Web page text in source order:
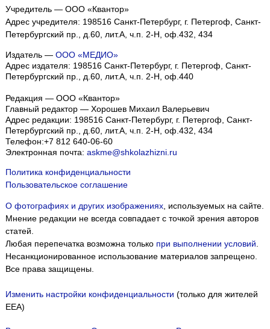
Учредитель — ООО «Квантор»
Адрес учредителя: 198516 Санкт-Петербург, г. Петергоф, Санкт-
Петербургский пр., д.60, лит.А, ч.п. 2-Н, оф.432, 434
Издатель — ООО «МЕДИО»
Адрес издателя: 198516 Санкт-Петербург, г. Петергоф, Санкт-
Петербургский пр., д.60, лит.А, ч.п. 2-Н, оф.440
Редакция — ООО «Квантор»
Главный редактор — Хорошев Михаил Валерьевич
Адрес редакции: 198516 Санкт-Петербург, г. Петергоф Санкт-
Петербургский пр., д.60, лит.А, ч.п. 2-Н, оф.432, 434
Телефон:+7 812 640-06-60
Электронная почта: askme@shkolazhizni.ru
Политика конфиденциальности
Пользовательское соглашение
О фотографиях и других изображениях, используемых на сайте.
Мнение редакции не всегда совпадает с точкой зрения авторов
статей.
Любая перепечатка возможна только при выполнении условий
Несанкционированное использование материалов запрещено.
Все права защищены.
Изменить настройки конфиденциальности (только для жителей
EEA)